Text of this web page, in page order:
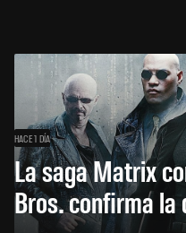
HACE 1 DÍA
La saga Matrix
Bros. confirma